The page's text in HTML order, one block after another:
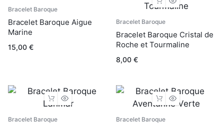
Bracelet Baroque
Bracelet Baroque Aigue
Marine
15,00 €
Bracelet Baroque
Bracelet Baroque Cristal de
Roche et Tourmaline
8,00 €
Bracelet Baroque Bracelet Baroque